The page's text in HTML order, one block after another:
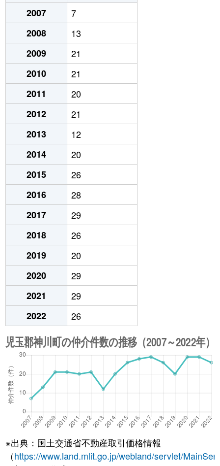
2007
7
2008
13
2009
21
2010
21
2011
20
2012
21
2013
12
2014
20
2015
26
2016
28
2017
29
2018
26
2019
20
2020
29
2021
29
2022
26
※出典：国土交通省不動産取引価格情報
（https://www.land.mlit.go.jp/webland/servlet/